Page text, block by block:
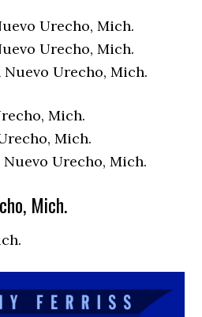
Urecho, Mich.
Urecho, Mich.
Urecho, Mich.
Mich.
Mich.
Urecho, Mich.
Mich.